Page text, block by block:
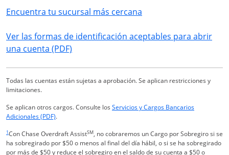
Encuentra tu sucursal más cercana
Ver las formas de identificación aceptables para abrir
una cuenta (PDF)
Todas las cuentas están sujetas a aprobación. Se aplican restricciones y
limitaciones.
Se aplican otros cargos. Consulte los Servicios y Cargos Bancarios
Adicionales (PDF)Abre en una ventana nueva
.
1Con Chase Overdraft AssistSM, no cobraremos un Cargo por Sobregiro si se
ha sobregirado por $50 o menos al final del día hábil, o si se ha sobregirado
por más de $50 y reduce el sobregiro en el saldo de su cuenta a $50 o